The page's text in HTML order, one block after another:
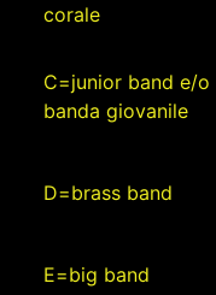
corale
C=junior band e/o
banda giovanile
D=brass band
E=big band